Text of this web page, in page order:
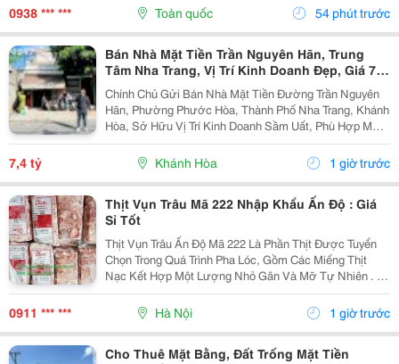
Vật Liệu: Đồng...
0938 *** *** Toàn quốc 54 phút trước
Bán Nhà Mặt Tiền Trần Nguyên Hãn, Trung
Tâm Nha Trang, Vị Trí Kinh Doanh Đẹp, Giá 7,4
Tỷ
Chính Chủ Gửi Bán Nhà Mặt Tiền Đường Trần Nguyên
Hãn, Phường Phước Hòa, Thành Phố Nha Trang, Khánh
Hòa, Sở Hữu Vị Trí Kinh Doanh Sầm Uất, Phù Hợp Mở
Cửa Hàng, Văn Phòng, Showroom Hoặc Đầu Tư Cho
Thuê Lâu Dài. Thông Tin Chi Tiết. - Địa Chỉ: Số...
7,4 tỷ Khánh Hòa 1 giờ trước
Thịt Vụn Trâu Mã 222 Nhập Khẩu Ấn Độ : Giá
Sỉ Tốt
Thịt Vụn Trâu Ấn Độ Mã 222 Là Phần Thịt Được Tuyển
Chọn Trong Quá Trình Pha Lóc, Gồm Các Miếng Thịt
Nạc Kết Hợp Một Lượng Nhỏ Gân Và Mỡ Tự Nhiên . Tỷ
Lệ Này Giúp Thịt Giữ Được Độ Mềm, Vị Ngọt Và
Hương Thơm Đặc Trưng Sau Khi Chế Biến. Sản
Phẩm...
0911 *** *** Hà Nội 1 giờ trước
Cho Thuê Mặt Bằng, Đất Trống Mặt Tiền